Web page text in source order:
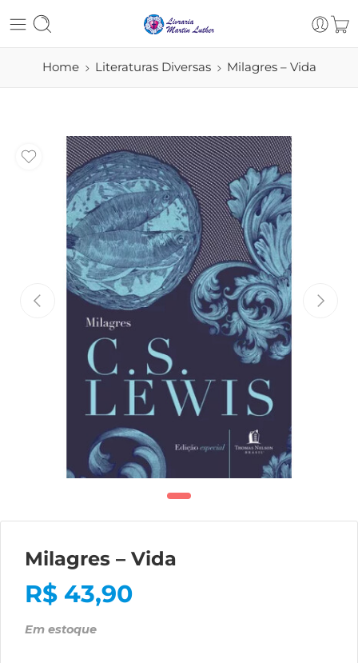
Home Literaturas Diversas Milagres – Vida
Milagres – Vida
R$ 43,90
Em estoque